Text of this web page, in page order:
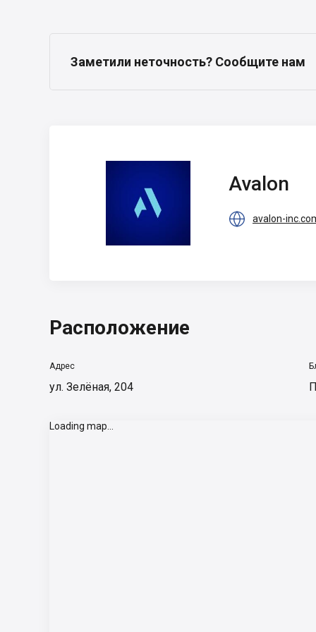
Заметили неточность? Сообщите нам
Avalon
 avalon-
Расположение
Адрес
ул. Зелёная, 204
Loading map...